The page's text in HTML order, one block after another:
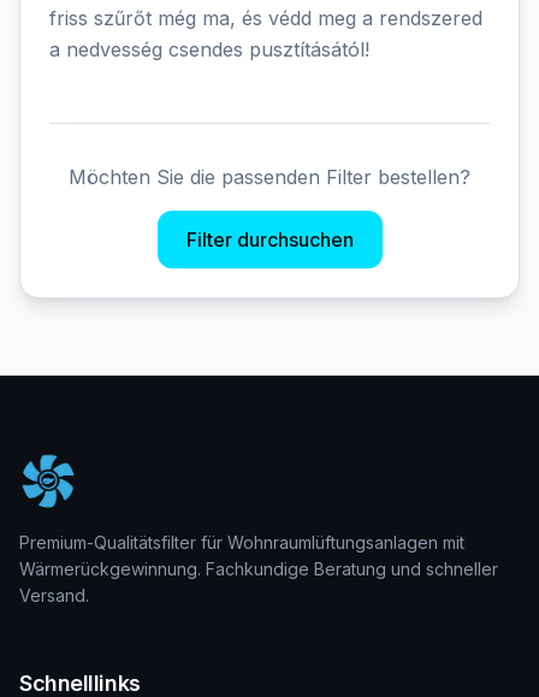
friss szűrőt még ma, és védd meg a rendszered
a nedvesség csendes pusztításától!
Möchten Sie die passenden Filter bestellen?
Filter durchsuchen
Premium-Qualitätsfilter für Wohnraumlüftungsanlagen mit
Wärmerückgewinnung. Fachkundige Beratung und schneller
Versand.
Schnelllinks